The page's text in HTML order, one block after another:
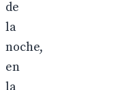
de
la
noche,
en